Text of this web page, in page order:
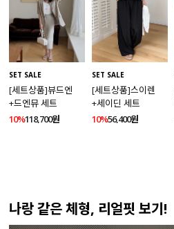
SET SALE
[세트상품]뷰드엔
+드엔뮤 세트
10%118,700원
SET SALE
[세트상품]스이렌
+세이딘 세트
10%56,400원
나랑 같은 체형, 리얼핏 보기!